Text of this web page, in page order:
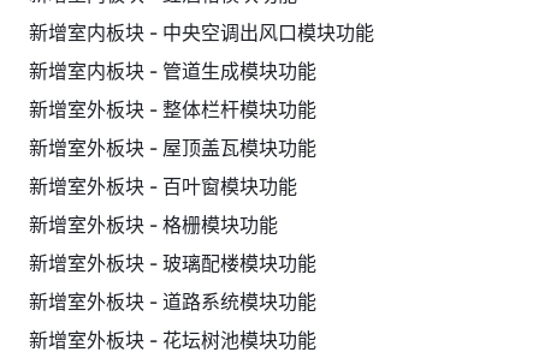
新增室内板块 - 中央空调出风口模块功能
新增室内板块 - 管道生成模块功能
新增室外板块 - 整体栏杆模块功能
新增室外板块 - 屋顶盖瓦模块功能
新增室外板块 - 百叶窗模块功能
新增室外板块 - 格栅模块功能
新增室外板块 - 玻璃配楼模块功能
新增室外板块 - 道路系统模块功能
新增室外板块 - 花坛树池模块功能